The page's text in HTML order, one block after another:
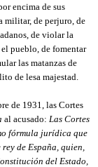
encima de sus
militar, de perjuro, de
de violar la
pueblo, de fomentar
las matanzas de
de lesa majestad.
de 1931, las Cortes
al acusado: Las Cortes
fórmula jurídica que
de España, quien,
del Estado,